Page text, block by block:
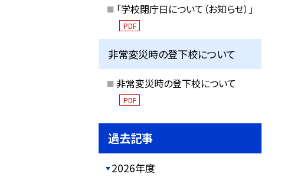
「学校閉庁日について（お知らせ）」
PDF
非常変災時の登下校について
非常変災時の登下校について
PDF
過去記事
2026年度